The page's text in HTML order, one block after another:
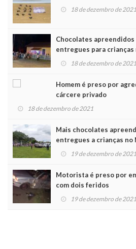
18 de dezembro de 2021
Chocolates apreendidos
entregues para crianças
Noel 18 de dezembro de 2021
Homem é preso por
cárcere privado
18 de dezembro de 2021
Mais chocolates
entregues a crianças no
19 de dezembro de 2021
Motorista é preso por
com dois feridos
19 de dezembro de 2021